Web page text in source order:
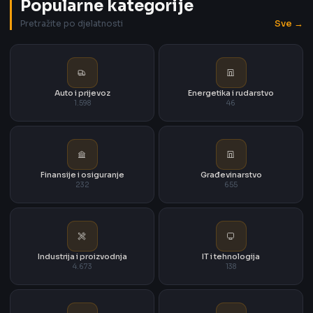
Popularne kategorije
Pretražite po djelatnosti Sve →
Auto i prijevoz
1.598
Energetika i rudarstvo
46
Finansije i osiguranje
232
Građevinarstvo
655
Industrija i proizvodnja
4.673
IT i tehnologija
138